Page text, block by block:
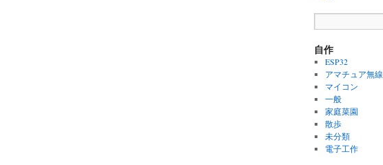
自作
ESP32
アマチュア無線
マイコン
一般
家庭菜園
散歩
未分類
電子工作